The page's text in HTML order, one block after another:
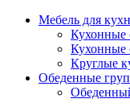
Мебель для
Кухонные
Кухонные
Круглые
Обеденные